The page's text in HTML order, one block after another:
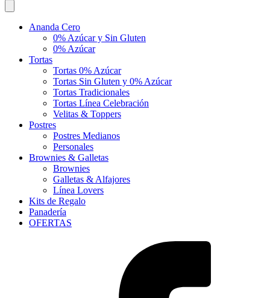
Ananda Cero
0% Azúcar y Sin Gluten
0% Azúcar
Tortas
Tortas 0% Azúcar
Tortas Sin Gluten y 0% Azúcar
Tortas Tradicionales
Tortas Línea Celebración
Velitas & Toppers
Postres
Postres Medianos
Personales
Brownies & Galletas
Brownies
Galletas & Alfajores
Línea Lovers
Kits de Regalo
Panadería
OFERTAS